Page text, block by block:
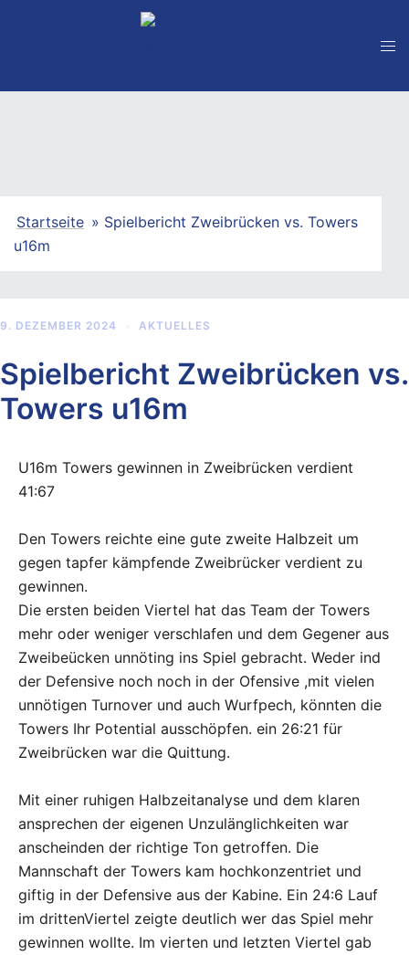
Startseite » Spielbericht Zweibrücken vs. Towers
u16m
9. DEZEMBER 2024 AKTUELLES
Spielbericht Zweibrücken vs.
Towers u16m
U16m Towers gewinnen in Zweibrücken verdient
41:67
Den Towers reichte eine gute zweite Halbzeit um
gegen tapfer kämpfende Zweibrücker verdient zu
gewinnen.
Die ersten beiden Viertel hat das Team der Towers
mehr oder weniger verschlafen und dem Gegener aus
Zweibeücken unnöting ins Spiel gebracht. Weder ind
der Defensive noch noch in der Ofensive ,mit vielen
unnötigen Turnover und auch Wurfpech, könnten die
Towers Ihr Potential ausschöpfen. ein 26:21 für
Zweibrücken war die Quittung.
Mit einer ruhigen Halbzeitanalyse und dem klaren
ansprechen der eigenen Unzulänglichkeiten war
anscheinden der richtige Ton getroffen. Die
Mannschaft der Towers kam hochkonzentriet und
giftig in der Defensive aus der Kabine. Ein 24:6 Lauf
im drittenViertel zeigte deutlich wer das Spiel mehr
gewinnen wollte. Im vierten und letzten Viertel gab